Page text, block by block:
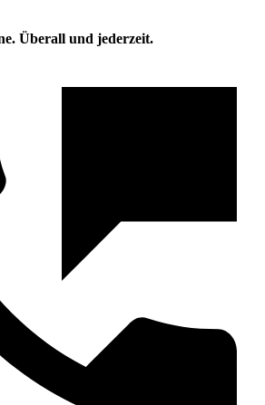
Überall und jederzeit.